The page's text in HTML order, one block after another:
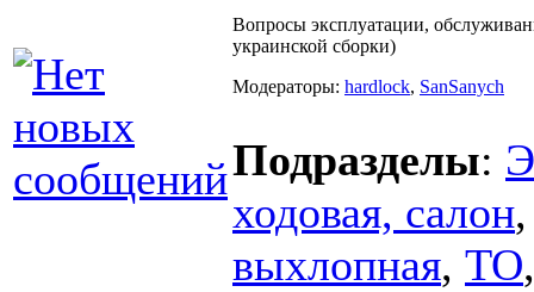
Вопросы эксплуатации,
украинской сборки)
Модераторы: hardlock, SanSanych
Подразделы:
ходовая, салон
выхлопная, ТО